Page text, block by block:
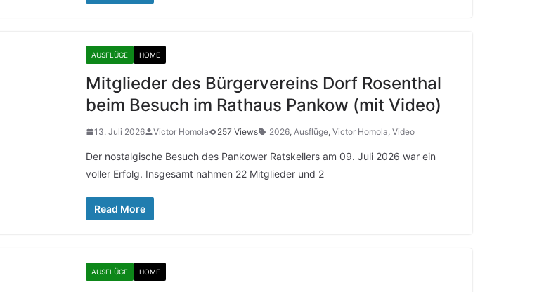
AUSFLÜGE HOME
Mitglieder des Bürgervereins Dorf Rosenthal
beim Besuch im Rathaus Pankow (mit Video)
13. Juli 2026 Victor Homola 257 Views 2026, Ausflüge, Victor Homola, Video
Der nostalgische Besuch des Pankower Ratskellers am 09. Juli 2026 war ein
voller Erfolg. Insgesamt nahmen 22 Mitglieder und 2
Read More
AUSFLÜGE HOME